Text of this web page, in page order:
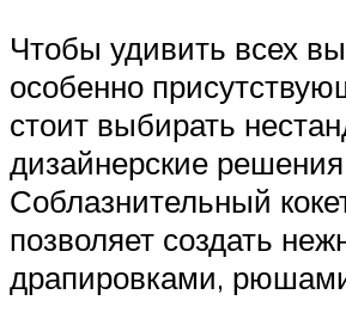
Чтобы удивить всех
особенно
стоит выбирать
дизайнерские
Соблазнительный
позволяет создать
драпировками,